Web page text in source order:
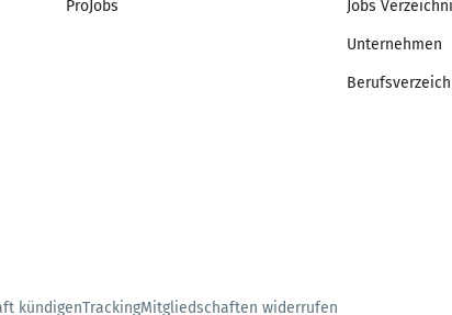
ProJobs Jobs
Unternehmen
kündigenTrackingMitgliedschaften widerrufen